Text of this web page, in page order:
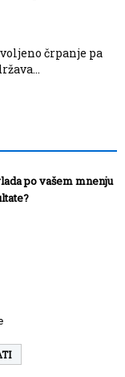
črpanje pa
po vašem mnenju